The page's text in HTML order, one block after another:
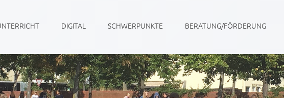
DIGITAL SCHWERPUNKTE BERATUNG/FÖRDERUNG